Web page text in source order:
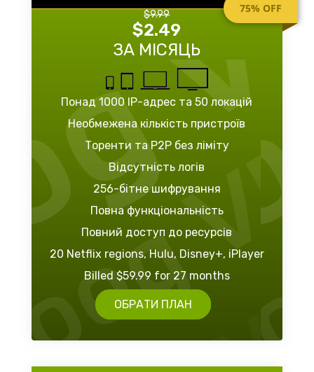
75% OFF
$9.99
$2.49
ЗА МІСЯЦЬ
Понад 1000 IP-адрес та 50 локацій
Необмежена кількість пристроїв
Торенти та P2P без ліміту
Відсутність логів
256-бітне шифрування
Повна функціональність
Повний доступ до ресурсів
20 Netflix regions, Hulu, Disney+, iPlayer
Billed $59.99 for 27 months
ОБРАТИ ПЛАН